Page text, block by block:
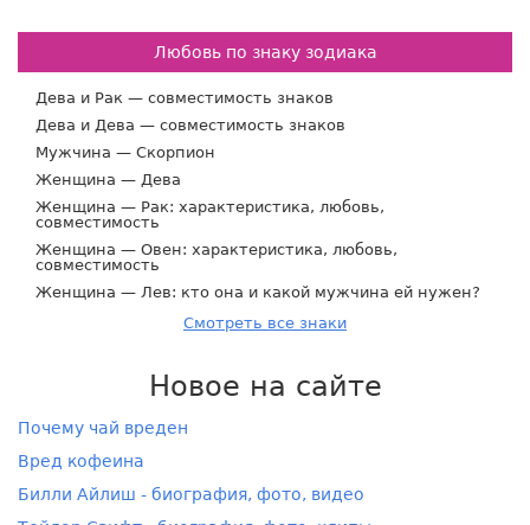
Любовь по знаку зодиака
Дева и Рак — совместимость знаков
Дева и Дева — совместимость знаков
Мужчина — Скорпион
Женщина — Дева
Женщина — Рак: характеристика, любовь,
совместимость
Женщина — Овен: характеристика, любовь,
совместимость
Женщина — Лев: кто она и какой мужчина ей нужен?
Смотреть все знаки
Новое на сайте
Почему чай вреден
Вред кофеина
Билли Айлиш - биография, фото, видео